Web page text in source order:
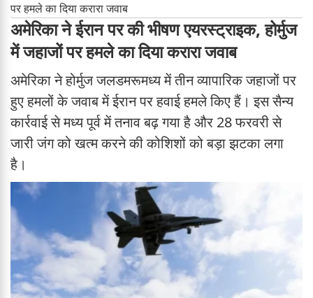
पर हमले का दिया करारा जवाब
अमेरिका ने ईरान पर की भीषण एयरस्ट्राइक, होर्मुज
में जहाजों पर हमले का दिया करारा जवाब
अमेरिका ने होर्मुज जलडमरूमध्य में तीन व्यापारिक जहाजों पर
हुए हमलों के जवाब में ईरान पर हवाई हमले किए हैं। इस सैन्य
कार्रवाई से मध्य पूर्व में तनाव बढ़ गया है और 28 फरवरी से
जारी जंग को खत्म करने की कोशिशों को बड़ा झटका लगा
है।